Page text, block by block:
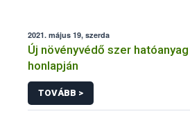
2021. május 19, szerda
Új növényvédő szer
honlapján
TOVÁBB >